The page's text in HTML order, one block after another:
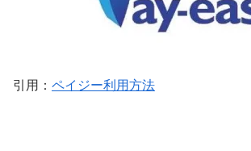
引用： ペイジー利用方法